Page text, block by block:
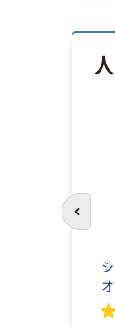
前の